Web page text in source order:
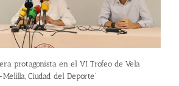
protagonista en el VI Trofeo de Vela
Ciudad del Deporte’